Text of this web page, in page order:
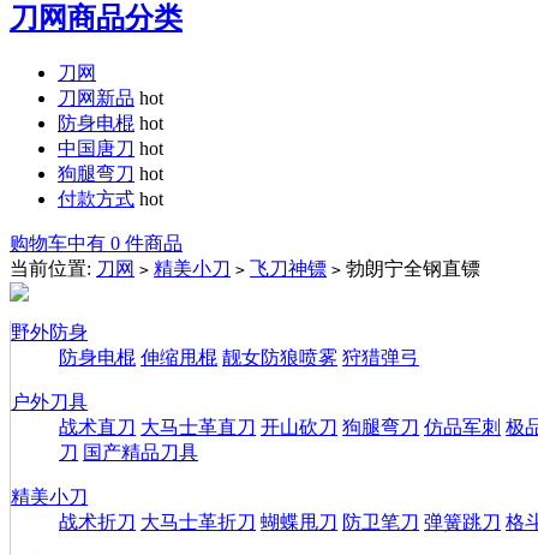
刀网商品分类
刀网
刀网新品 hot
防身电棍 hot
中国唐刀 hot
狗腿弯刀 hot
付款方式 hot
购物车中有 0 件商品
当前位置: 刀网 > 精美小刀 > 飞刀神镖 > 勃朗宁全钢直镖
野外防身
防身电棍 伸缩甩棍 靓女防狼喷雾 狩猎弹弓
户外刀具
战术直刀 大马士革直刀 开山砍刀 狗腿弯刀 仿品军刺 极
刀 国产精品刀具
精美小刀
战术折刀 大马士革折刀 蝴蝶甩刀 防卫笔刀 弹簧跳刀 格